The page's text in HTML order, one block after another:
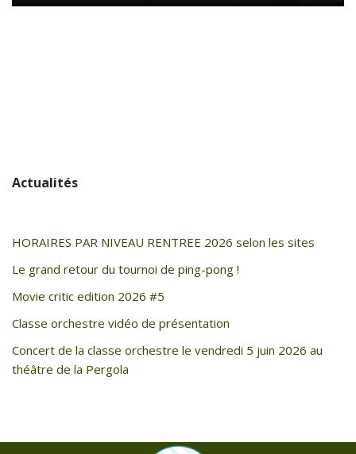
Actualités
HORAIRES PAR NIVEAU RENTREE 2026 selon les sites
Le grand retour du tournoi de ping-pong !
Movie critic edition 2026 #5
Classe orchestre vidéo de présentation
Concert de la classe orchestre le vendredi 5 juin 2026 au
théâtre de la Pergola